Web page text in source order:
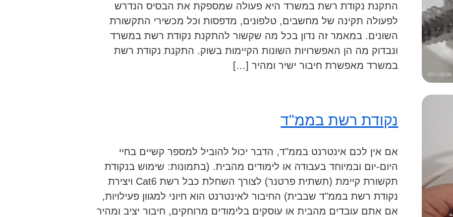
התקנת נקודת רשת במשרד היא פעולה שמספקת את הבסיס הנדרש
לפעולה תקינה של מחשבים, טלפונים, מדפסות וכל מכשירי התקשורת
השונים. במאמר זה נדון בכל מה שקשור להתקנת נקודת רשת במשרד
ונבדוק מה הן האפשרויות השונות הקיימות בשוק. התקנת נקודת רשת
במשרד מאפשרת חיבור ישיר ומהיר […]
נקודת רשת בממ"ד
אם אין לכם אינטרנט בממ"ד, הדבר יכול להוביל למספר קשיים בחיי
היום-יום ובמיוחד בעבודה או לימודים מהבית. (בתמונות: שימוש בנקודת
תקשורת קיימת (תשתית פרטנר) לצורך השחלת כבל רשת Cat6 ויצירת
נקודת רשת בממ"ד שבבית) החיבור לאינטרנט הוא חיוני למגוון פעילויות,
אם אתם עובדים מהבית או עוסקים בלימודים מרוחקים, חיבור יציב ומהיר